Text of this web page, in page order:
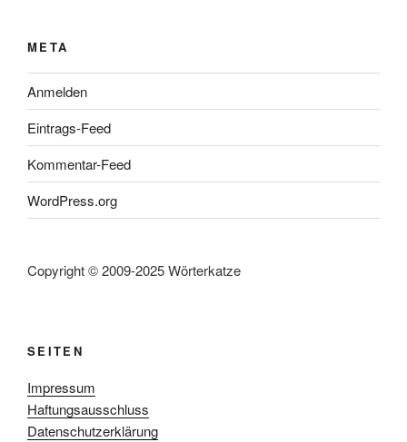
META
Anmelden
Eintrags-Feed
Kommentar-Feed
WordPress.org
Copyright © 2009-2025 Wörterkatze
SEITEN
Impressum
Haftungsausschluss
Datenschutzerklärung